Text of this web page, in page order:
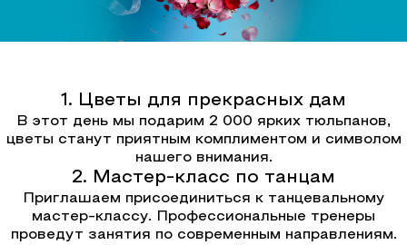
1. Цветы для прекрасных дам
В этот день мы подарим 2 000 ярких тюльпанов,
цветы станут приятным комплиментом и символом
нашего внимания.
2. Мастер-класс по танцам
Приглашаем присоединиться к танцевальному
мастер-классу. Профессиональные тренеры
проведут занятия по современным направлениям.